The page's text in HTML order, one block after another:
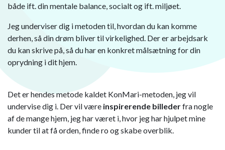
både ift. din mentale balance, socialt og ift. miljøet.
Jeg underviser dig i metoden til, hvordan du kan komme
derhen, så din drøm bliver til virkelighed. Der er arbejdsark
du kan skrive på, så du har en konkret målsætning for din
oprydning i dit hjem.
Det er hendes metode kaldet KonMari-metoden, jeg vil
undervise dig i. Der vil være inspirerende billederfra nogle
af de mange hjem, jeg har været i, hvor jeg har hjulpet mine
kunder til at få orden, finde ro og skabe overblik.